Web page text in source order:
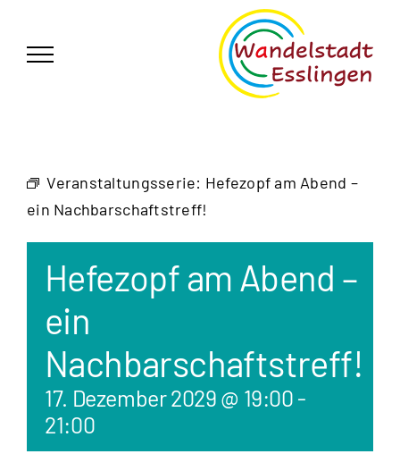
springen
Veranstaltungsserie: Hefezopf am Abend –
ein Nachbarschaftstreff!
Hefezopf am Abend –
ein
Nachbarschaftstreff!
17. Dezember 2029 @ 19:00 -
21:00